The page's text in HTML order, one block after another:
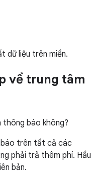
dữ liệu trên miền.
về trung tâm
thông báo không?
trên tất cả các
phải trả thêm phí. Hầu
bản.